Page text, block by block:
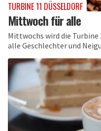
TURBINE 11 DÜSSELDORF
Mittwoch für alle
Mittwochs wird die
alle Geschlechter und